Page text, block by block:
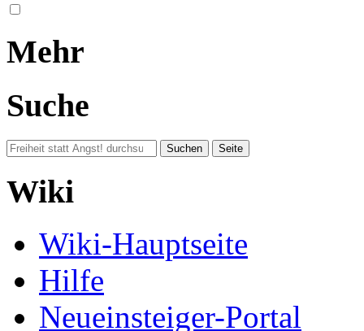
Mehr
Suche
Wiki
Wiki-Hauptseite
Hilfe
Neueinsteiger-Portal